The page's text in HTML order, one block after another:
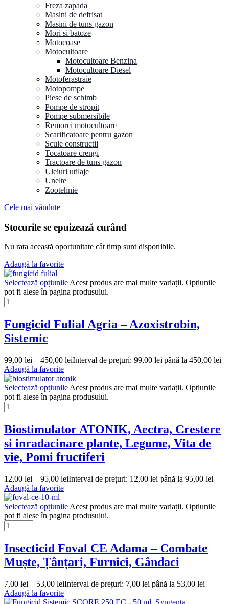
Freza zapada
Masini de defrisat
Masini de tuns gazon
Mori si batoze
Motocoase
Motocultoare
Motocultoare Benzina
Motocultoare Diesel
Motoferastraie
Motopompe
Piese de schimb
Pompe de stropit
Pompe submersibile
Remorci motocultoare
Scarificatoare pentru gazon
Scule constructii
Tocatoare crengi
Tractoare de tuns gazon
Uleiuri utilaje
Unelte
Zootehnie
Cele mai vândute
Stocurile se epuizează curând
Nu rata această oportunitate cât timp sunt disponibile.
Adaugă la favorite
Selectează opțiunile Acest produs are mai multe variații. Opțiunile
pot fi alese în pagina produsului.
Fungicid Fulial Agria – Azoxistrobin,
Sistemic
99,00 lei – 450,00 leiInterval de prețuri: 99,00 lei până la 450,00 lei
Adaugă la favorite
Selectează opțiunile Acest produs are mai multe variații. Opțiunile
pot fi alese în pagina produsului.
Biostimulator ATONIK, Aectra, Crestere
si inradacinare plante, Legume, Vita de
vie, Pomi fructiferi
12,00 lei – 95,00 leiInterval de prețuri: 12,00 lei până la 95,00 lei
Adaugă la favorite
Selectează opțiunile Acest produs are mai multe variații. Opțiunile
pot fi alese în pagina produsului.
Insecticid Foval CE Adama – Combate
Muște, Țânțari, Furnici, Gândaci
7,00 lei – 53,00 leiInterval de prețuri: 7,00 lei până la 53,00 lei
Adaugă la favorite